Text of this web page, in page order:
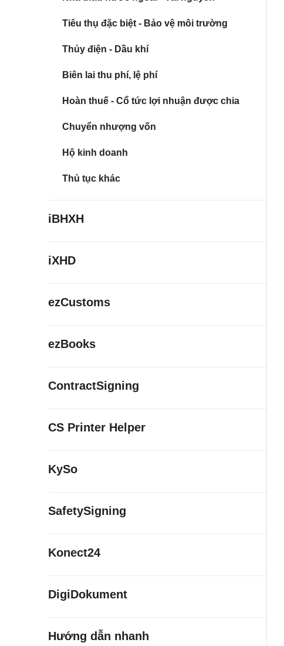
Tiêu thụ đặc biệt - Bảo vệ môi trường
Thủy điện - Dầu khí
Biên lai thu phí, lệ phí
Hoàn thuế - Cổ tức lợi nhuận được chia
Chuyển nhượng vốn
Hộ kinh doanh
Thủ tục khác
iBHXH
iXHD
ezCustoms
ezBooks
ContractSigning
CS Printer Helper
KySo
SafetySigning
Konect24
DigiDokument
Hướng dẫn nhanh